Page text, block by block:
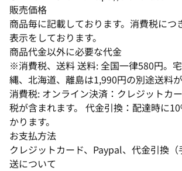
販売価格
商品毎に記載しております。消費税につ
表示をしております。
商品代金以外に必要な代金
※消費税、送料 送料: 全国一律580円。
縄、北海道、離島は1,990円の別途送料が
消費税: オンライン決済：クレジットカ
税が含まれます。 代金引換：配達時に
かります。
お支払方法
クレジットカード、Paypal、代金引換（
送について